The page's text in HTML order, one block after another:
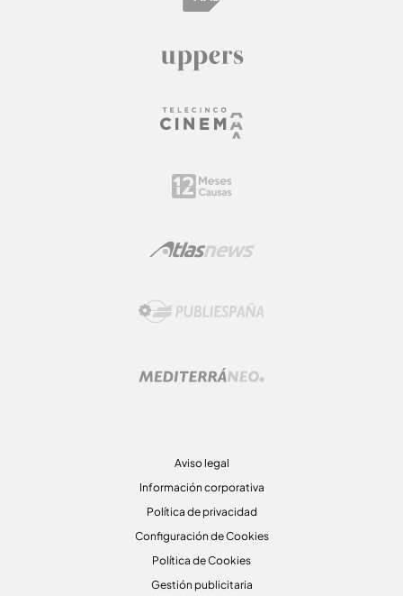
Aviso legal
Información corporativa
Política de privacidad
Configuración de Cookies
Política de Cookies
Gestión publicitaria